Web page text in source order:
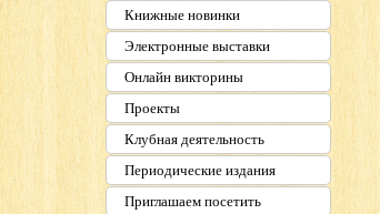
Книжные новинки
Электронные выставки
Онлайн викторины
Проекты
Клубная деятельность
Периодические издания
Приглашаем посетить